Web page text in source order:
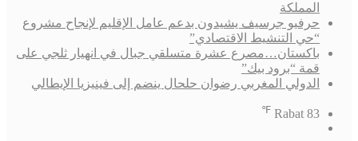
المملكة
حرفيو جرسيف يشيدون بدعم عامل الإقليم لإنجاح مشروع
“حي التنشيط الاقتصادي”
باكستان…مصرع عشرة متسلقي جبال في انهيار ثلجي على
قمة “برود بيك”
الدولي المغربي رضوان حلحال ينضم إلى فينيزيا الإيطالي
Rabat 83
℉